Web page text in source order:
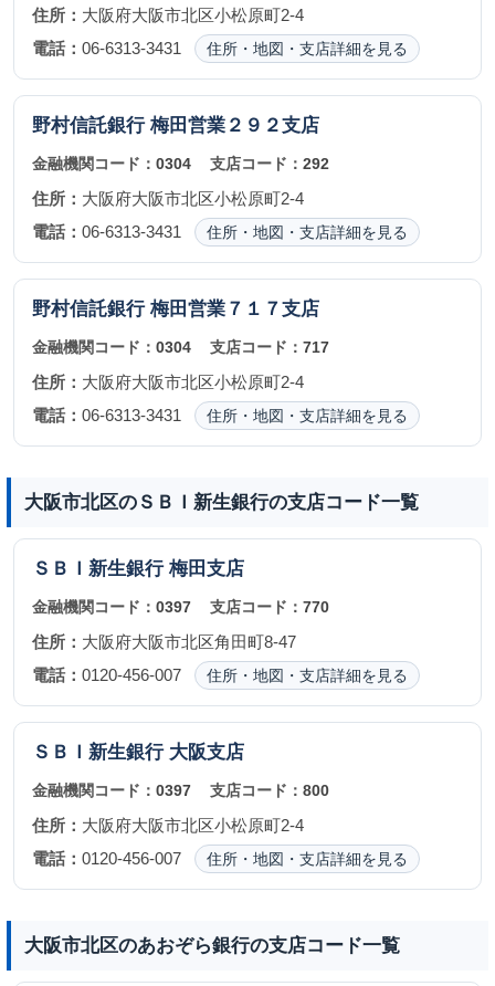
住所： 大阪府大阪市北区小松原町2-4
電話： 06-6313-3431 住所・地図・支店詳細を見る
野村信託銀行 梅田営業２９２支店
金融機関コード： 0304 支店コード：292
住所： 大阪府大阪市北区小松原町2-4
電話： 06-6313-3431 住所・地図・支店詳細を見る
野村信託銀行 梅田営業７１７支店
金融機関コード： 0304 支店コード：717
住所： 大阪府大阪市北区小松原町2-4
電話： 06-6313-3431 住所・地図・支店詳細を見る
大阪市北区のＳＢＩ新生銀行の支店コード一覧
ＳＢＩ新生銀行 梅田支店
金融機関コード： 0397 支店コード：770
住所： 大阪府大阪市北区角田町8-47
電話： 0120-456-007 住所・地図・支店詳細を見る
ＳＢＩ新生銀行 大阪支店
金融機関コード： 0397 支店コード：800
住所： 大阪府大阪市北区小松原町2-4
電話： 0120-456-007 住所・地図・支店詳細を見る
大阪市北区のあおぞら銀行の支店コード一覧